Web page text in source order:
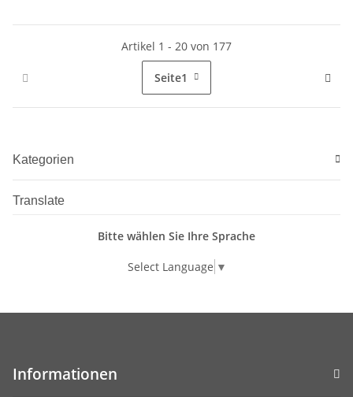
Artikel 1 - 20 von 177
Seite1
Kategorien
Translate
Bitte wählen Sie Ihre Sprache
Select Language ▼
Informationen